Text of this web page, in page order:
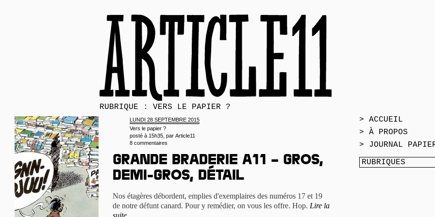
RUBRIQUE : VERS LE PAPIER ?
LUNDI 28 SEPTEMBRE 2015
Vers le papier ?
posté à 15h35, par Article11
8 commentaires
Grande braderie A11 – gros,
demi-gros, détail
Nos étagères débordent, emplies d'exemplaires des numéros 17 et 19
de notre défunt canard. Pour y remédier, on vous les offre. Hop. Lire la
suite
> ACCUEIL
> À PROPOS
> JOURNAL